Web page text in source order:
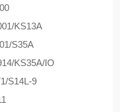
KS13A
S35A
KS35A/IO
S14L-9